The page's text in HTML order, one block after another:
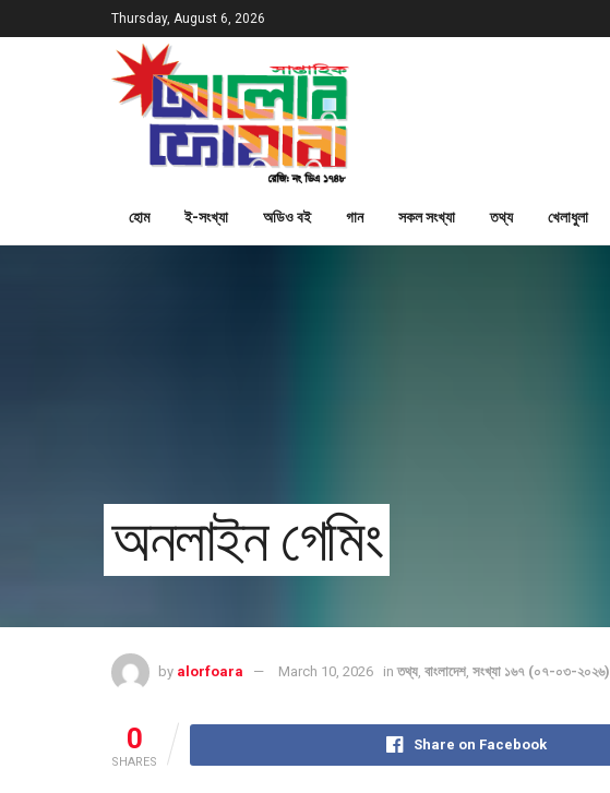
Thursday, August 6, 2026
হোম ই-সংখ্যা অডিও বই গান সকল সংখ্যা তথ্য খেলাধুলা
অনলাইন গেমিং
by alorfoara March 10, 2026 in তথ্য, বাংলাদেশ, সংখ্যা ১৬৭ (০৭-০৩-২০২৬)
0
SHARES
Share on Facebook